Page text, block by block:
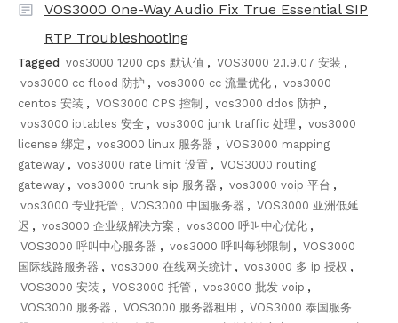
VOS3000 One-Way Audio Fix True Essential SIP
RTP Troubleshooting
Tagged vos3000 1200 cps 默认值 , VOS3000 2.1.9.07 安装 ,
vos3000 cc flood 防护 , vos3000 cc 流量优化 , vos3000
centos 安装 , VOS3000 CPS 控制 , vos3000 ddos 防护 ,
vos3000 iptables 安全 , vos3000 junk traffic 处理 , vos3000
license 绑定 , vos3000 linux 服务器 , VOS3000 mapping
gateway , vos3000 rate limit 设置 , VOS3000 routing
gateway , vos3000 trunk sip 服务器 , vos3000 voip 平台 ,
vos3000 专业托管 , VOS3000 中国服务器 , VOS3000 亚洲低延
迟 , vos3000 企业级解决方案 , vos3000 呼叫中心优化 ,
VOS3000 呼叫中心服务器 , vos3000 呼叫每秒限制 , VOS3000
国际线路服务器 , vos3000 在线网关统计 , vos3000 多 ip 授权 ,
VOS3000 安装 , VOS3000 托管 , vos3000 批发 voip ,
VOS3000 服务器 , VOS3000 服务器租用 , VOS3000 泰国服务